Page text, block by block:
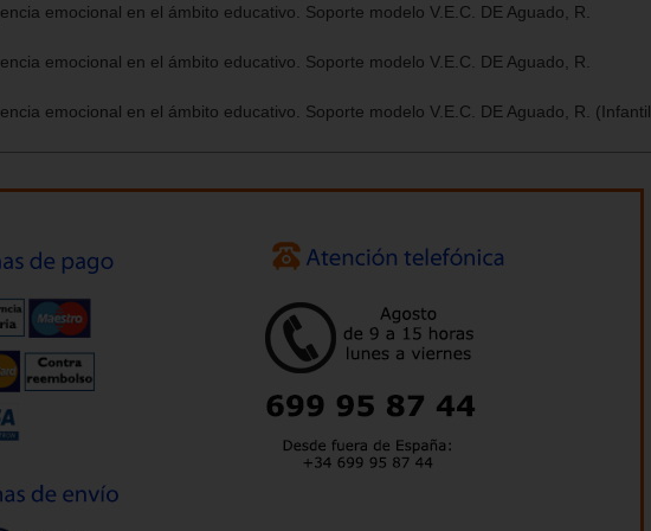
emocional en el ámbito educativo. Soporte modelo V.E.C. DE Aguado, R.
emocional en el ámbito educativo. Soporte modelo V.E.C. DE Aguado, R.
emocional en el ámbito educativo. Soporte modelo V.E.C. DE Aguado, R. (Infantil